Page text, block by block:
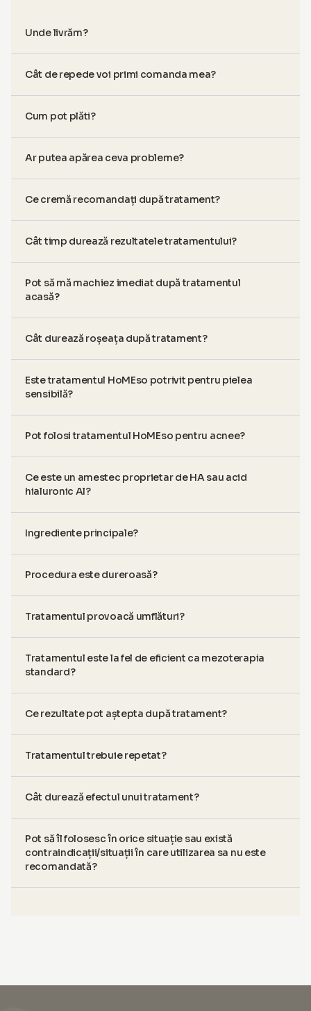
Unde livrăm?
Cât de repede voi primi comanda mea?
Cum pot plăti?
Ar putea apărea ceva probleme?
Ce cremă recomandați după tratament?
Cât timp durează rezultatele tratamentului?
Pot să mă machiez imediat după tratamentul
acasă?
Cât durează roșeața după tratament?
Este tratamentul HoMEso potrivit pentru pielea
sensibilă?
Pot folosi tratamentul HoMEso pentru acnee?
Ce este un amestec proprietar de HA sau acid
hialuronic Al?
Ingrediente principale?
Procedura este dureroasă?
Tratamentul provoacă umflături?
Tratamentul este la fel de eficient ca mezoterapia
standard?
Ce rezultate pot aștepta după tratament?
Tratamentul trebuie repetat?
Cât durează efectul unui tratament?
Pot să îl folosesc în orice situație sau există
contraindicații/situații în care utilizarea sa nu este
recomandată?